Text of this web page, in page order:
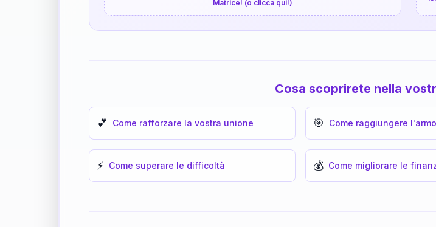
Matrice! (o clicca qui!)
Cosa scoprirete nella
💕 Come rafforzare la vostra unione 🎯 Come raggiungere
⚡ Come superare le difficoltà 💰 Come migliorare le